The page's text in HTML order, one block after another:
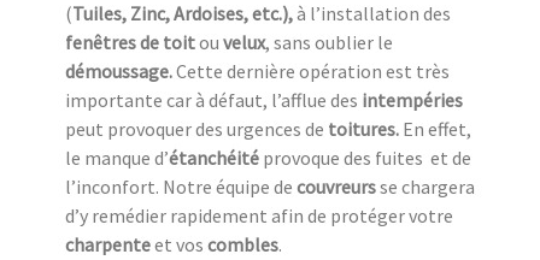
(Tuiles, Zinc, Ardoises, etc.),à l’installation des
fenêtres de toitou velux, sans oublier le
démoussage.Cette dernière opération est très
importante car à défaut, l’afflue des intempéries
peut provoquer des urgences de toitures. En effet,
le manque d’étanchéité provoque des fuites et de
l’inconfort. Notre équipe de couvreursse chargera
d’y remédier rapidement afin de protéger votre
charpenteet vos combles.